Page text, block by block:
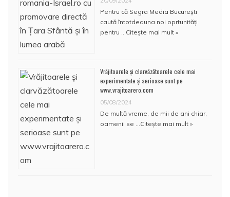
Pentru că Segra Media București
caută întotdeauna noi oprtunități
pentru …Citește mai mult »
Vrăjitoarele și clarvăzătoarele cele mai
experimentate și serioase sunt pe
www.vrajitoarero.com
05/08/2024
De multă vreme, de mii de ani chiar,
oamenii se …Citește mai mult »